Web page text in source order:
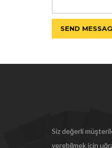
Siz değerli
verebilmek için